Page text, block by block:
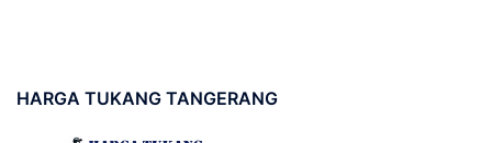
HARGA TUKANG TANGERANG